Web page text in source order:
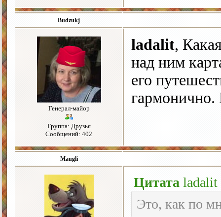
Budzukj
Генерал-майор
Группа: Друзья
Сообщений: 402
ladalit,
над ним
его
гармонично.
Maugli
Цитата ladalit
Это, как по